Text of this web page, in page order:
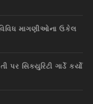
માગણીઓના ઉકેલ
પર સિક્યુરિટી ગાર્ડે કર્યો